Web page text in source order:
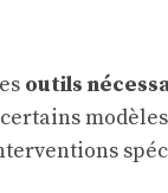
outils
certains